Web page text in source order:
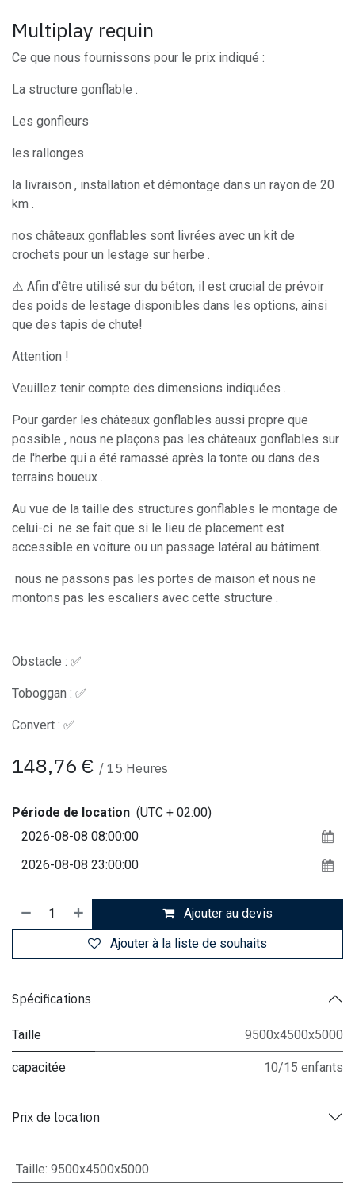
Multiplay requin
Ce que nous fournissons pour le prix indiqué :
La structure gonflable .
Les gonfleurs
les rallonges
la livraison , installation et démontage dans un rayon de 20
km .
nos châteaux gonflables sont livrées avec un kit de
crochets pour un lestage sur herbe .
⚠️ Afin d'être utilisé sur du béton, il est crucial de prévoir
des poids de lestage disponibles dans les options, ainsi
que des tapis de chute!
Attention !
Veuillez tenir compte des dimensions indiquées .
Pour garder les châteaux gonflables aussi propre que
possible , nous ne plaçons pas les châteaux gonflables sur
de l'herbe qui a été ramassé après la tonte ou dans des
terrains boueux .
Au vue de la taille des structures gonflables le montage de
celui-ci ne se fait que si le lieu de placement est
accessible en voiture ou un passage latéral au bâtiment.
nous ne passons pas les portes de maison et nous ne
montons pas les escaliers avec cette structure .
Obstacle : ✅
Toboggan : ✅
Convert : ✅
148,76 € / 15 Heures
Période de location (UTC + 02:00)
Ajouter au devis
Ajouter à la liste de souhaits
Spécifications
Taille 9500x4500x5000
capacitée 10/15 enfants
Prix de location
Taille: 9500x4500x5000